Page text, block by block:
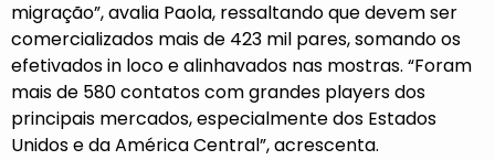
migração”, avalia Paola, ressaltando que devem ser
comercializados mais de 423 mil pares, somando os
efetivados in loco e alinhavados nas mostras. “Foram
mais de 580 contatos com grandes players dos
principais mercados, especialmente dos Estados
Unidos e da América Central”, acrescenta.